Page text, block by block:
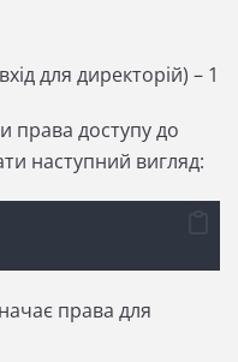
для директорій) – 1
права доступу до
наступний вигляд:
права для